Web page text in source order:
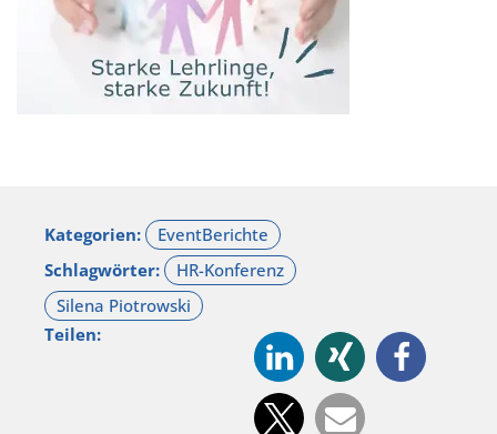
Kategorien:
Schlagwörter:
Teilen: